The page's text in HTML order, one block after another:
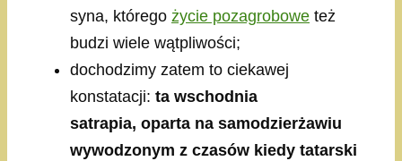
syna, którego życie pozagrobowe też
budzi wiele wątpliwości;
dochodzimy zatem to ciekawej
konstatacji: ta wschodnia
satrapia, oparta na samodzierżawiu
wywodzonym z czasów kiedy tatarski